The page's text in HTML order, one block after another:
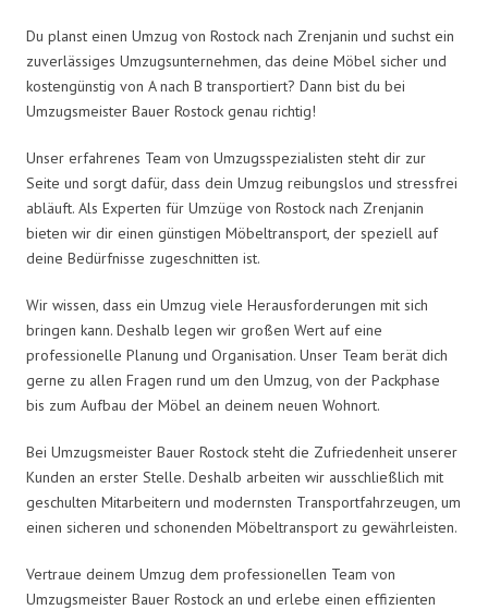
Du planst einen Umzug von Rostock nach Zrenjanin und suchst ein
zuverlässiges Umzugsunternehmen, das deine Möbel sicher und
kostengünstig von A nach B transportiert? Dann bist du bei
Umzugsmeister Bauer Rostock genau richtig!
Unser erfahrenes Team von Umzugsspezialisten steht dir zur
Seite und sorgt dafür, dass dein Umzug reibungslos und stressfrei
abläuft. Als Experten für Umzüge von Rostock nach Zrenjanin
bieten wir dir einen günstigen Möbeltransport, der speziell auf
deine Bedürfnisse zugeschnitten ist.
Wir wissen, dass ein Umzug viele Herausforderungen mit sich
bringen kann. Deshalb legen wir großen Wert auf eine
professionelle Planung und Organisation. Unser Team berät dich
gerne zu allen Fragen rund um den Umzug, von der Packphase
bis zum Aufbau der Möbel an deinem neuen Wohnort.
Bei Umzugsmeister Bauer Rostock steht die Zufriedenheit unserer
Kunden an erster Stelle. Deshalb arbeiten wir ausschließlich mit
geschulten Mitarbeitern und modernsten Transportfahrzeugen, um
einen sicheren und schonenden Möbeltransport zu gewährleisten.
Vertraue deinem Umzug dem professionellen Team von
Umzugsmeister Bauer Rostock an und erlebe einen effizienten